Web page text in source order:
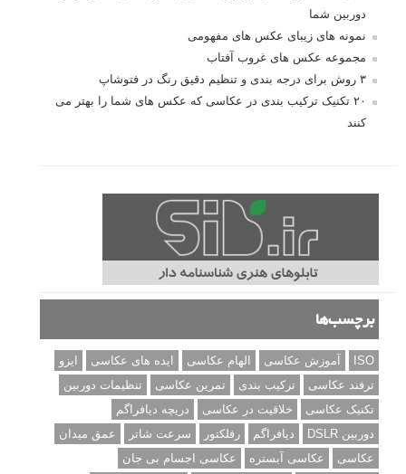
دوربین شما
نمونه های زیبای عکس های مفهومی
مجموعه عکس های غروب آفتاب
۳ روش برای درجه بندی و تنظیم دقیق رنگ در فتوشاپ
۲۰ تکنیک ترکیب بندی در عکاسی که عکس های شما را بهتر می
کنند
برچسب‌ها
ISO آموزش عکاسی الهام عکاسی ایده های عکاسی
ایزو
ترفند عکاسی
ترکیب بندی تمرین عکاسی
تنظیمات دوربین
تکنیک عکاسی
خلاقیت در عکاسی
دریچه دیافراگم
دوربین DSLR
دیافراگم رفلکتور سرعت شاتر
عمق میدان
عکاسی
عکاسی آبستره
عکاسی اجسام بی جان